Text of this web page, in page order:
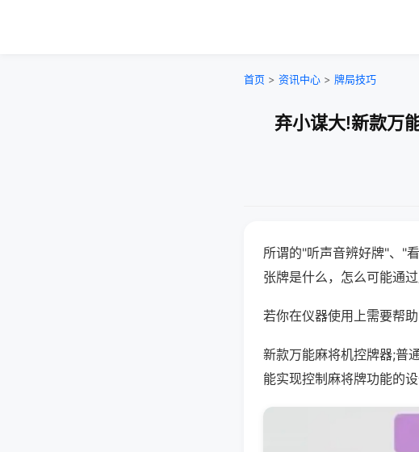
首页 > 资讯中心 > 牌局技巧
弃小谋大!新款万
所谓的"听声音辨好牌"、"
张牌是什么，怎么可能通
若你在仪器使用上需要帮
新款万能麻将机控牌器;普
能实现控制麻将牌功能的设